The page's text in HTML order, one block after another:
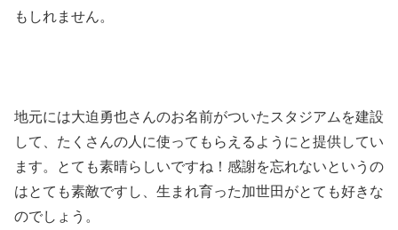
もしれません。
地元には大迫勇也さんのお名前がついたスタジアムを建設
して、たくさんの人に使ってもらえるようにと提供してい
ます。とても素晴らしいですね！感謝を忘れないというの
はとても素敵ですし、生まれ育った加世田がとても好きな
のでしょう。